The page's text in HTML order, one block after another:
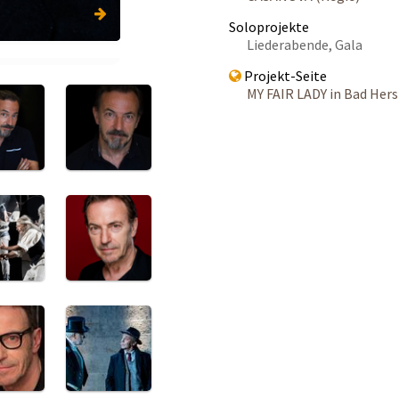
Soloprojekte
Liederabende, Gala
Projekt-Seite
MY FAIR LADY in Bad